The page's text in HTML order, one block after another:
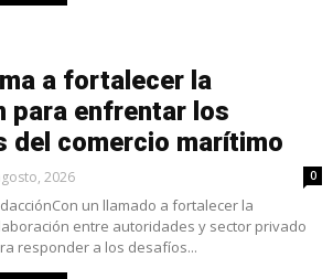
a fortalecer la
para enfrentar los
del comercio marítimo
2026 0
un llamado a fortalecer la
entre autoridades y sector privado
responder a los desafíos...